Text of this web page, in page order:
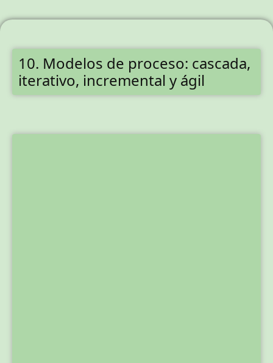
10. Modelos de proceso: cascada,
iterativo, incremental y ágil